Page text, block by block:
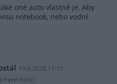
oné auto vlastně je. Aby
notebook, nebo vodní
19.6.2026 11:10
Pavel Hanzl